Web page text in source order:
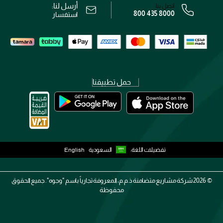
رقم السجل التجاري: 7013320481 — صادر من وزارة التجارة
اتصل بنا:
800 435 8000
أرسل لنا:
استفسار
حمل تطبيقنا
تفضيلات اللغة: السعودية English
2026 ©شركة مشاريع متضامنة ذ.م.م، المعروفة تجارياً باسم "وجوه". جميع الحقوق
محفوظة